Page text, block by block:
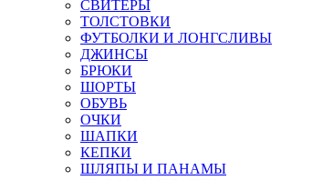
СВИТЕРЫ
ТОЛСТОВКИ
ФУТБОЛКИ И ЛОНГСЛИВЫ
ДЖИНСЫ
БРЮКИ
ШОРТЫ
ОБУВЬ
ОЧКИ
ШАПКИ
КЕПКИ
ШЛЯПЫ И ПАНАМЫ